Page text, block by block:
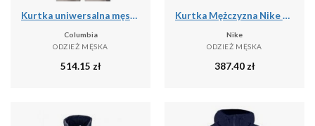
Kurtka uniwersalna męska Columbia Inner Limits Iii
Columbia
ODZIEŻ MĘSKA
514.15 zł
Kurtka Mężczyzna Nike Tech Fleece Full Zip beżowy
Nike
ODZIEŻ MĘSKA
387.40 zł